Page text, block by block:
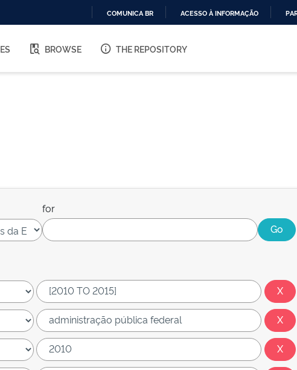
O
COMUNICA BR ACESSO À INFORMAÇÃO
BROWSE THE REPOSITORY
for